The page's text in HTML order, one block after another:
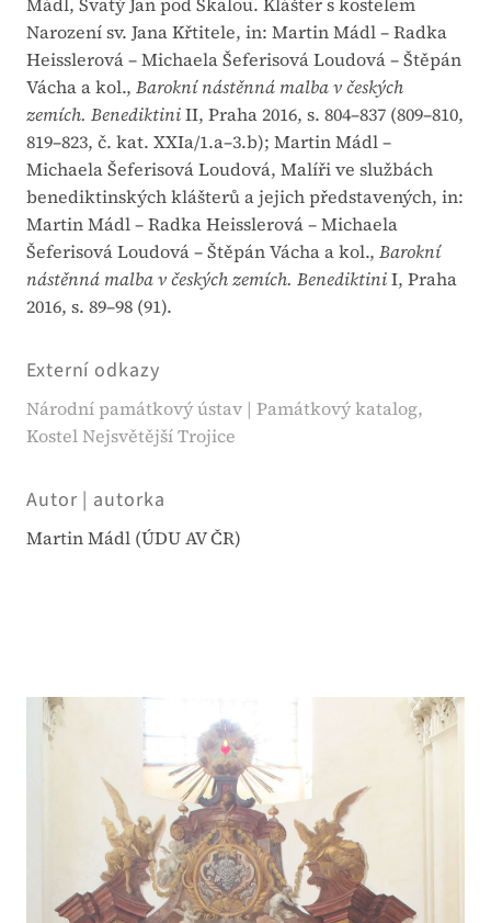
Narození sv. Jana Křtitele, in: Martin Mádl – Radka
Heisslerová – Michaela Šeferisová Loudová – Štěpán
Vácha a kol., Barokní nástěnná malba v českých
zemích. BenediktiniII, Praha 2016, s. 804–837 (809–810,
819–823, č. kat. XXIa/1.a–3.b); Martin Mádl –
Michaela Šeferisová Loudová, Malíři ve službách
benediktinských klášterů a jejich představených, in:
Martin Mádl – Radka Heisslerová – Michaela
Šeferisová Loudová – Štěpán Vácha a kol., Barokní
nástěnná malba v českých zemích. BenediktiniI, Praha
2016, s. 89–98 (91).
Externí odkazy
Národní památkový ústav | Památkový katalog,
Kostel Nejsvětější Trojice
Autor | autorka
Martin Mádl (ÚDU AV ČR)